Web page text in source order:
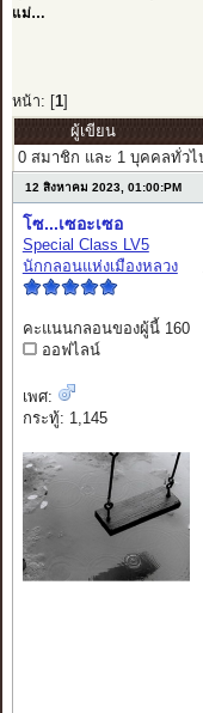
แม่…
หน้า: [ 1]
ผู้เขียน
0 สมาชิก และ 1 บุคคลทั่วไ
12 สิงหาคม 2023, 01:00:PM
โซ...เซอะเซอ
Special Class LV5
นักกลอนแห่งเมืองหลวง
คะแนนกลอนของผู้นี้ 160
ออฟไลน์
เพศ:
กระทู้: 1,145